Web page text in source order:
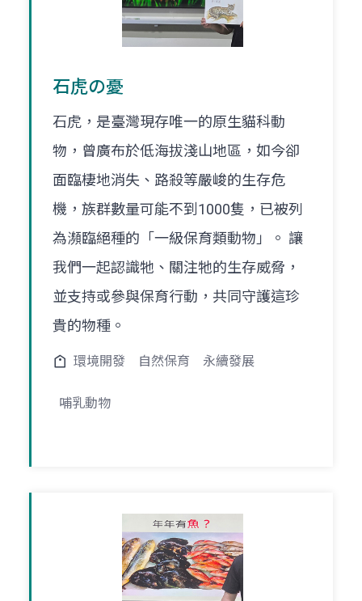
石虎の憂
石虎，是臺灣現存唯一的原生貓科動
物，曾廣布於低海拔淺山地區，如今卻
面臨棲地消失、路殺等嚴峻的生存危
機，族群數量可能不到1000隻，已被列
為瀕臨絕種的「一級保育類動物」。 讓
我們一起認識牠、關注牠的生存威脅，
並支持或參與保育行動，共同守護這珍
貴的物種。
環境開發 自然保育 永續發展
哺乳動物